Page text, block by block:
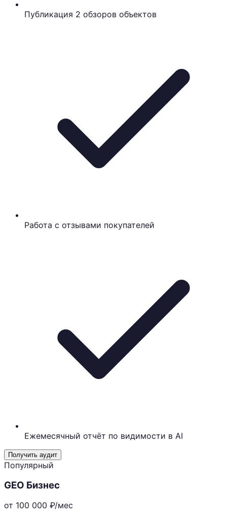
Публикация 2 обзоров объектов
Работа с отзывами покупателей
Ежемесячный отчёт по видимости в AI
Получить аудит
Популярный
GEO Бизнес
от 100 000 ₽/мес